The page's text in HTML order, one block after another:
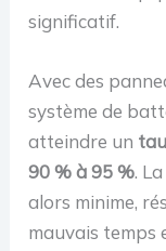
significatif.
Avec des
système de
atteindre un
90 % à 95 %.
alors minime,
mauvais temps